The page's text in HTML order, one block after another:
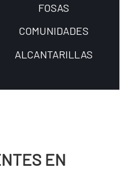
FOSAS
COMUNIDADES
ALCANTARILLAS
EN